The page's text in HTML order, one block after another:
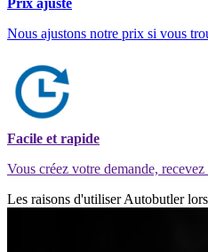
Nous ajustons notre prix si vous
Facile et rapide
Vous créez votre demande,
Les raisons d'utiliser Autobutler